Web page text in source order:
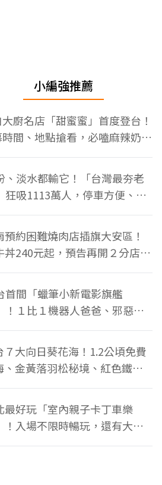
小編強推薦
廚名店「甜蜜蜜」首度登台！
間、地點搶看，必嗑麻辣奶油
、淡水都輸它！「台灣最夯老
狂吸1113萬人，停車方便、特
食多
預約困難燒肉店插旗大安區！
丼240元起，預告再開２分店、
曝光
首間「蠟筆小新電影旗艦
！１比１機器人爸爸、邪惡正
百款周邊買翻
７大向日葵花海！1.2公頃免費
、金黃落羽松秘境、紅色鐵橋
最好玩「室內親子卡丁車樂
！入場不限時暢玩，還有大螢
遊戲區